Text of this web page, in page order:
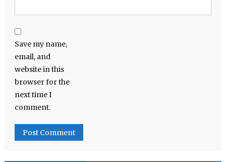
Save my name,
email, and
website in this
browser for the
next time I
comment.